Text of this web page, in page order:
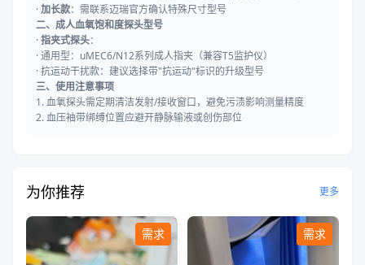
·加长款：需联系迈瑞官方确认特殊尺寸型号
二、成人血氧饱和度探头型号
·指夹式探头：
·通用型：uMEC6/N12系列成人指夹（兼容T5监护仪）
·抗运动干扰款：建议选择带"抗运动"标识的升级型号
三、使用注意事项
1. 血氧探头需定期清洁发射/接收窗口，避免污渍影响测量精度
2. 血压袖带绑缚位置应避开静脉输液或创伤部位
为你推荐 更多
需求 需求